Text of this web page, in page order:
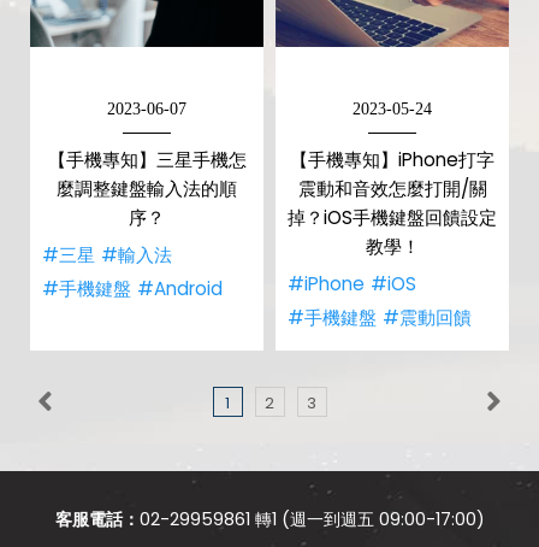
2023-06-07
【手機專知】三星手機怎
麼調整鍵盤輸入法的順
序？
#三星 #輸入法
#手機鍵盤 #Android
2023-05-24
【手機專知】iPhone打字
震動和音效怎麼打開/關
掉？iOS手機鍵盤回饋設定
教學！
#iPhone #iOS
#手機鍵盤 #震動回饋
1 2 3
客服電話： 02-29959861 轉1 (週一到週五 09:00-17:00)